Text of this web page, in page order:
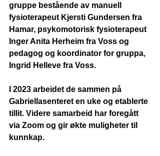
gruppe bestående av manuell
fysioterapeut Kjersti Gundersen fra
Hamar, psykomotorisk fysioterapeut
Inger Anita Herheim fra Voss og
pedagog og koordinator for gruppa,
Ingrid Helleve fra Voss.
I 2023 arbeidet de sammen på
Gabriellasenteret en uke og etablerte
tillit. Videre samarbeid har foregått
via Zoom og gir økte muligheter til
kunnkap.